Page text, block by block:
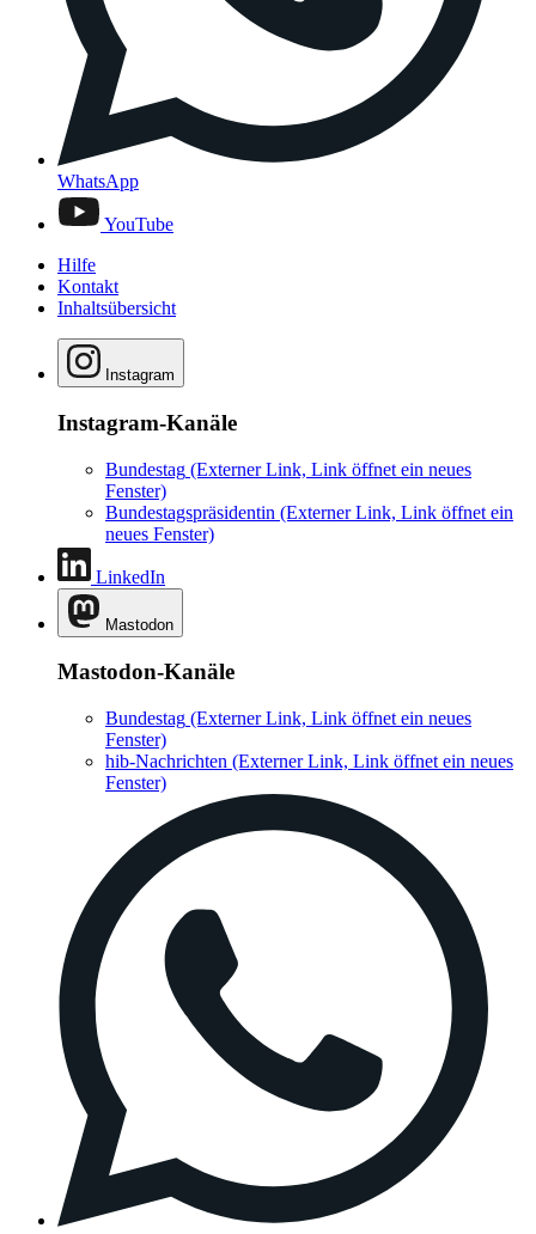
WhatsApp
YouTube
Hilfe
Kontakt
Inhaltsübersicht
Instagram
Instagram-Kanäle
Bundestag (Externer Link, Link öffnet ein neues
Fenster)
Bundestagspräsidentin (Externer Link, Link öffnet ein
neues Fenster)
LinkedIn
Mastodon
Mastodon-Kanäle
Bundestag (Externer Link, Link öffnet ein neues
Fenster)
hib-Nachrichten (Externer Link, Link öffnet ein neues
Fenster)